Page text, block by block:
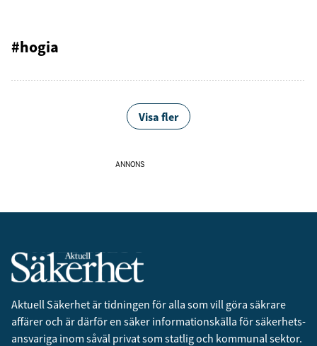
#hogia
Visa fler
ANNONS
Aktuell Säkerhet är tidningen för alla som vill göra säkrare
affärer och är därför en säker informationskälla för säkerhets­
ansvariga inom såväl privat som statlig och kommunal sektor.